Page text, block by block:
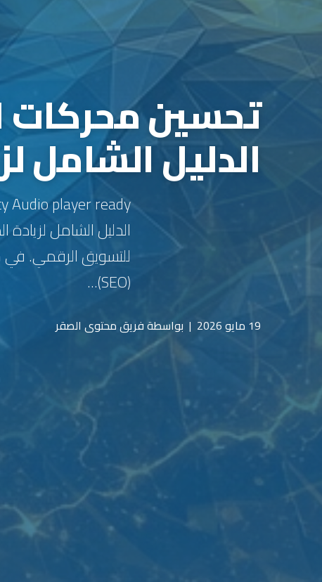
الدليل الشامل
الدليل الشامل
للتسويق الرقمي. في
(SEO)...
19 مايو 2026 | بواسطة فريق محتوى الصقر